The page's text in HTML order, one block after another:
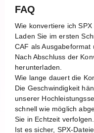
FAQ
Wie konvertiere ich SPX
Laden Sie im ersten
CAF als Ausgabeformat
Nach Abschluss der
herunterladen.
Wie lange dauert die
Die Geschwindigkeit
unserer
schnell wie möglich
Sie in Echtzeit verfolgen.
Ist es sicher, SPX-